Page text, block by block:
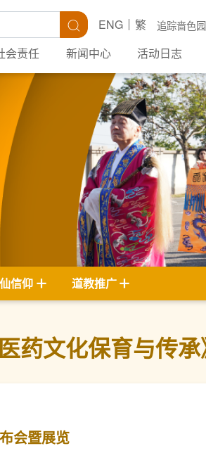
搜寻 追踪啬色园
ENG
繁
会责任 新闻中心 活动日志
信仰 道教推广
药文化保育与传
会暨展览